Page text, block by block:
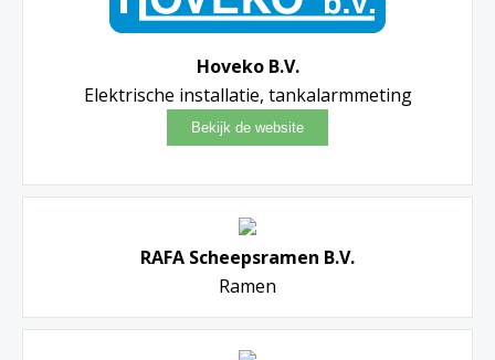
Hoveko B.V.
Elektrische installatie, tankalarmmeting
RAFA Scheepsramen B.V.
Ramen